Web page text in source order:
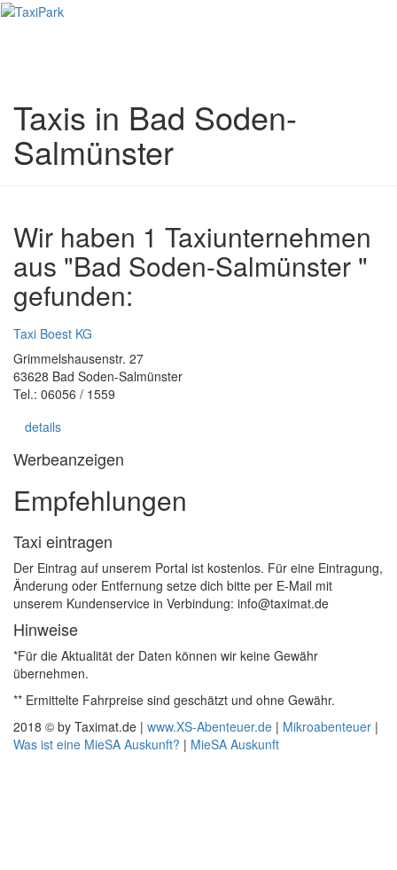
Taxis in Bad Soden-
Salmünster
Wir haben 1 Taxiunternehmen
aus "Bad Soden-Salmünster "
gefunden:
Taxi Boest KG
Grimmelshausenstr. 27
63628 Bad Soden-Salmünster
Tel.: 06056 / 1559
details
Werbeanzeigen
Empfehlungen
Taxi eintragen
Der Eintrag auf unserem Portal ist kostenlos. Für eine Eintragung,
Änderung oder Entfernung setze dich bitte per E-Mail mit
unserem Kundenservice in Verbindung: info@taximat.de
Hinweise
*Für die Aktualität der Daten können wir keine Gewähr
übernehmen.
** Ermittelte Fahrpreise sind geschätzt und ohne Gewähr.
2018 © by Taximat.de | www.XS-Abenteuer.de | Mikroabenteuer |
Was ist eine MieSA Auskunft? | MieSA Auskunft